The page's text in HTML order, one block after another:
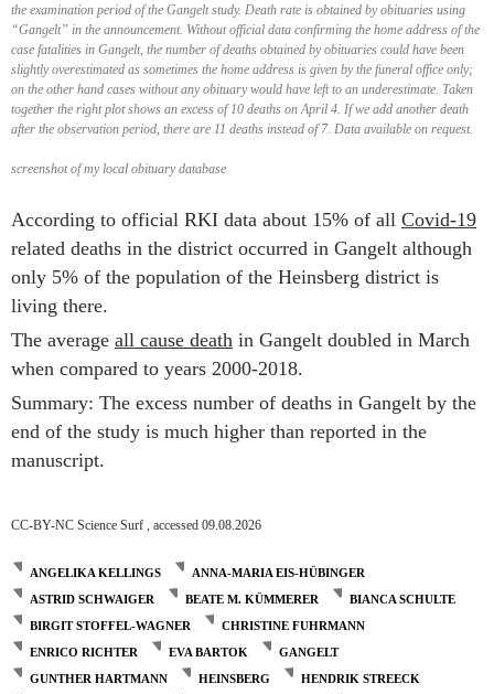
the examination period of the Gangelt study. Death rate is obtained by obituaries using
“Gangelt” in the announcement. Without official data confirming the home address of the
case fatalities in Gangelt, the number of deaths obtained by obituaries could have been
slightly overestimated as sometimes the home address is given by the funeral office only;
on the other hand cases without any obituary would have left to an underestimate. Taken
together the right plot shows an excess of 10 deaths on April 4. If we add another death
after the observation period, there are 11 deaths instead of 7. Data available on request.
screenshot of my local obituary database
According to official RKI data about 15% of all Covid-19
related deaths in the district occurred in Gangelt although
only 5% of the population of the Heinsberg district is
living there.
The average all cause death in Gangelt doubled in March
when compared to years 2000-2018.
Summary: The excess number of deaths in Gangelt by the
end of the study is much higher than reported in the
manuscript.
CC-BY-NC Science Surf , accessed 09.08.2026
ANGELIKA KELLINGS
ANNA-MARIA EIS-HÜBINGER
ASTRID SCHWAIGER
BEATE M. KÜMMERER
BIANCA SCHULTE
BIRGIT STOFFEL-WAGNER
CHRISTINE FUHRMANN
ENRICO RICHTER
EVA BARTOK
GANGELT
GUNTHER HARTMANN
HEINSBERG
HENDRIK STREECK